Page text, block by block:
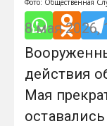
Фото: Общественная
8 мая
действия
Мая